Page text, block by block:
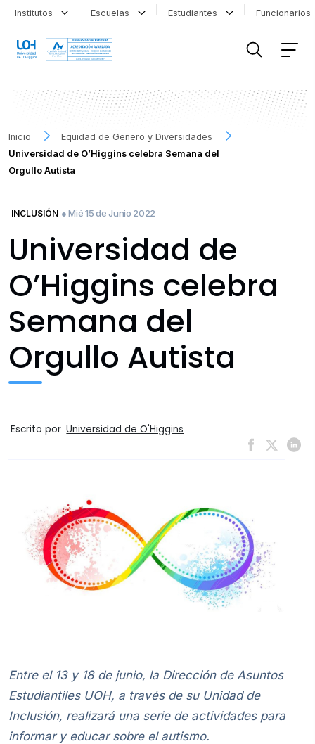
Institutos Escuelas Estudiantes
Inicio
Equidad de Genero y Diversidades
Universidad de O’Higgins celebra Semana del
Orgullo Autista
INCLUSIÓN ● Mié 15 de Junio 2022
Universidad de
O’Higgins celebra
Semana del
Orgullo Autista
Escrito por Universidad de O'Higgins
Entre el 13 y 18 de junio, la Dirección de Asuntos
Estudiantiles UOH, a través de su Unidad de
Inclusión, realizará una serie de actividades para
informar y educar sobre el autismo.